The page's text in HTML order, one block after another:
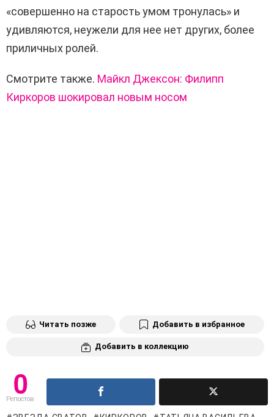
«совершенно на старость умом тронулась» и
удивляются, неужели для нее нет других, более
приличных ролей.
Смотрите также. Майкл Джексон: Филипп
Киркоров шокировал новым носом
Читать позже Добавить в избранное
Добавить в коллекцию
0
Репостов